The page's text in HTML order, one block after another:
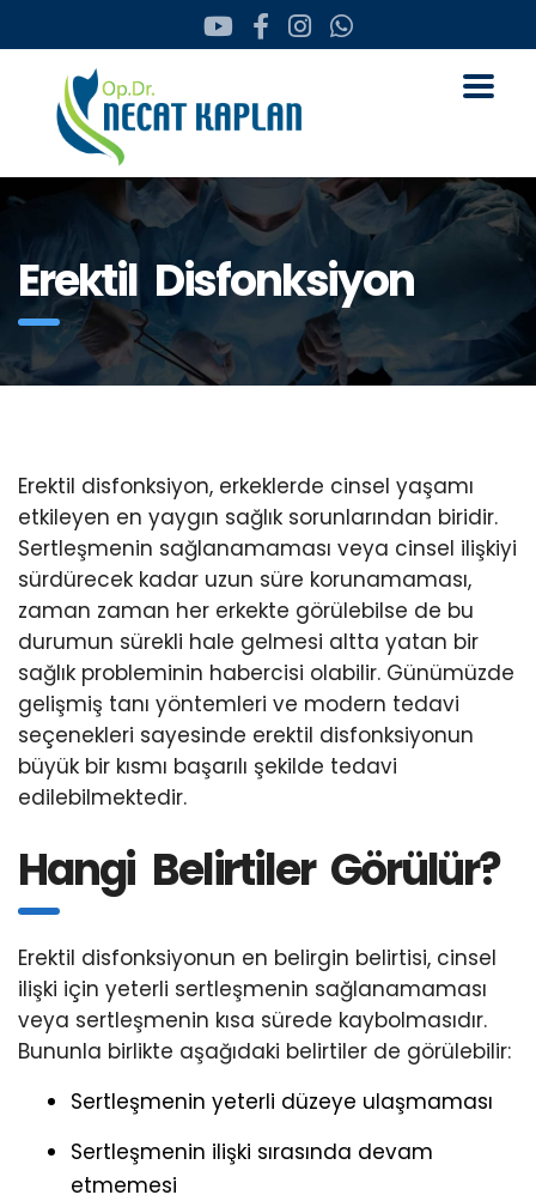
Erektil Disfonksiyon
Erektil disfonksiyon, erkeklerde cinsel yaşamı
etkileyen en yaygın sağlık sorunlarından biridir.
Sertleşmenin sağlanamaması veya cinsel ilişkiyi
sürdürecek kadar uzun süre korunamaması,
zaman zaman her erkekte görülebilse de bu
durumun sürekli hale gelmesi altta yatan bir
sağlık probleminin habercisi olabilir. Günümüzde
gelişmiş tanı yöntemleri ve modern tedavi
seçenekleri sayesinde erektil disfonksiyonun
büyük bir kısmı başarılı şekilde tedavi
edilebilmektedir.
Hangi Belirtiler Görülür?
Erektil disfonksiyonun en belirgin belirtisi, cinsel
ilişki için yeterli sertleşmenin sağlanamaması
veya sertleşmenin kısa sürede kaybolmasıdır.
Bununla birlikte aşağıdaki belirtiler de görülebilir:
Sertleşmenin yeterli düzeye ulaşmaması
Sertleşmenin ilişki sırasında devam
etmemesi